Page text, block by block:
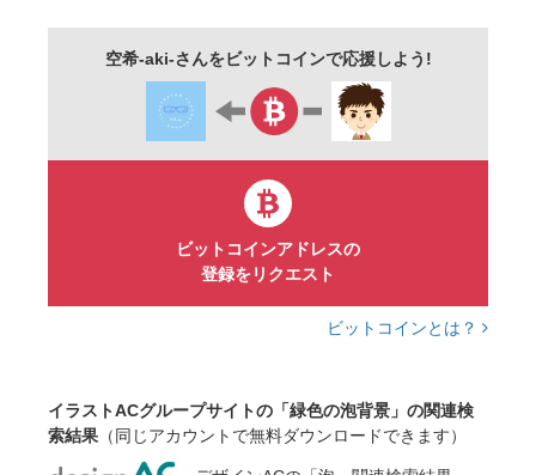
カード はがき 素材
png jpeg イラスト
空希-aki-さんをビットコインで応援しよう!
ビットコインアドレスの
登録をリクエスト
ビットコインとは？
イラストACグループサイトの「緑色の泡背景」の関連検
索結果 （同じアカウントで無料ダウンロードできます）